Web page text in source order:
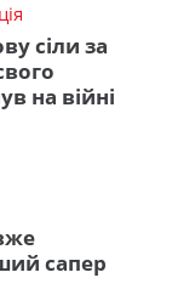
сіли за
на війні
сапер